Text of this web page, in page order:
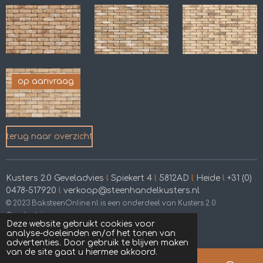
Deze website gebruikt cookies voor
analyse-doeleinden en/of het tonen van
advertenties. Door gebruik te blijven maken
van de site gaat u hiermee akkoord.
op aanvraag
terug naar overzicht
Kusters 2.0 Geveladvies l Spiekert 4 l 5812AD l Heide l +31 (0)
0478-517920 l verkoop@steenhandelkusters.nl
© 2023 BaksteenOnline.nl is een onderdeel van Kusters 2.0
Powered byJouwWeb